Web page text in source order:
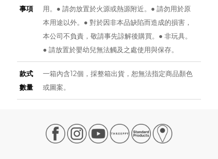
事項
用。● 請勿放置於火源或熱源附近。● 請勿用於原
本用途以外。● 對於因非本品缺陷而造成的損害，
本公司不負責，敬請事先諒解後購買。● 非玩具。
● 請放置於嬰幼兒無法觸及之處使用與保存。
款式
數量
一箱內含12個，採整箱出貨，恕無法指定商品顏色
或圖案。